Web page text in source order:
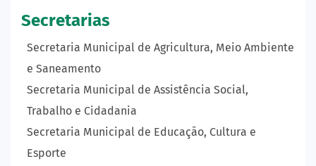
Secretarias
Secretaria Municipal de Agricultura, Meio Ambiente
e Saneamento
Secretaria Municipal de Assistência Social,
Trabalho e Cidadania
Secretaria Municipal de Educação, Cultura e
Esporte